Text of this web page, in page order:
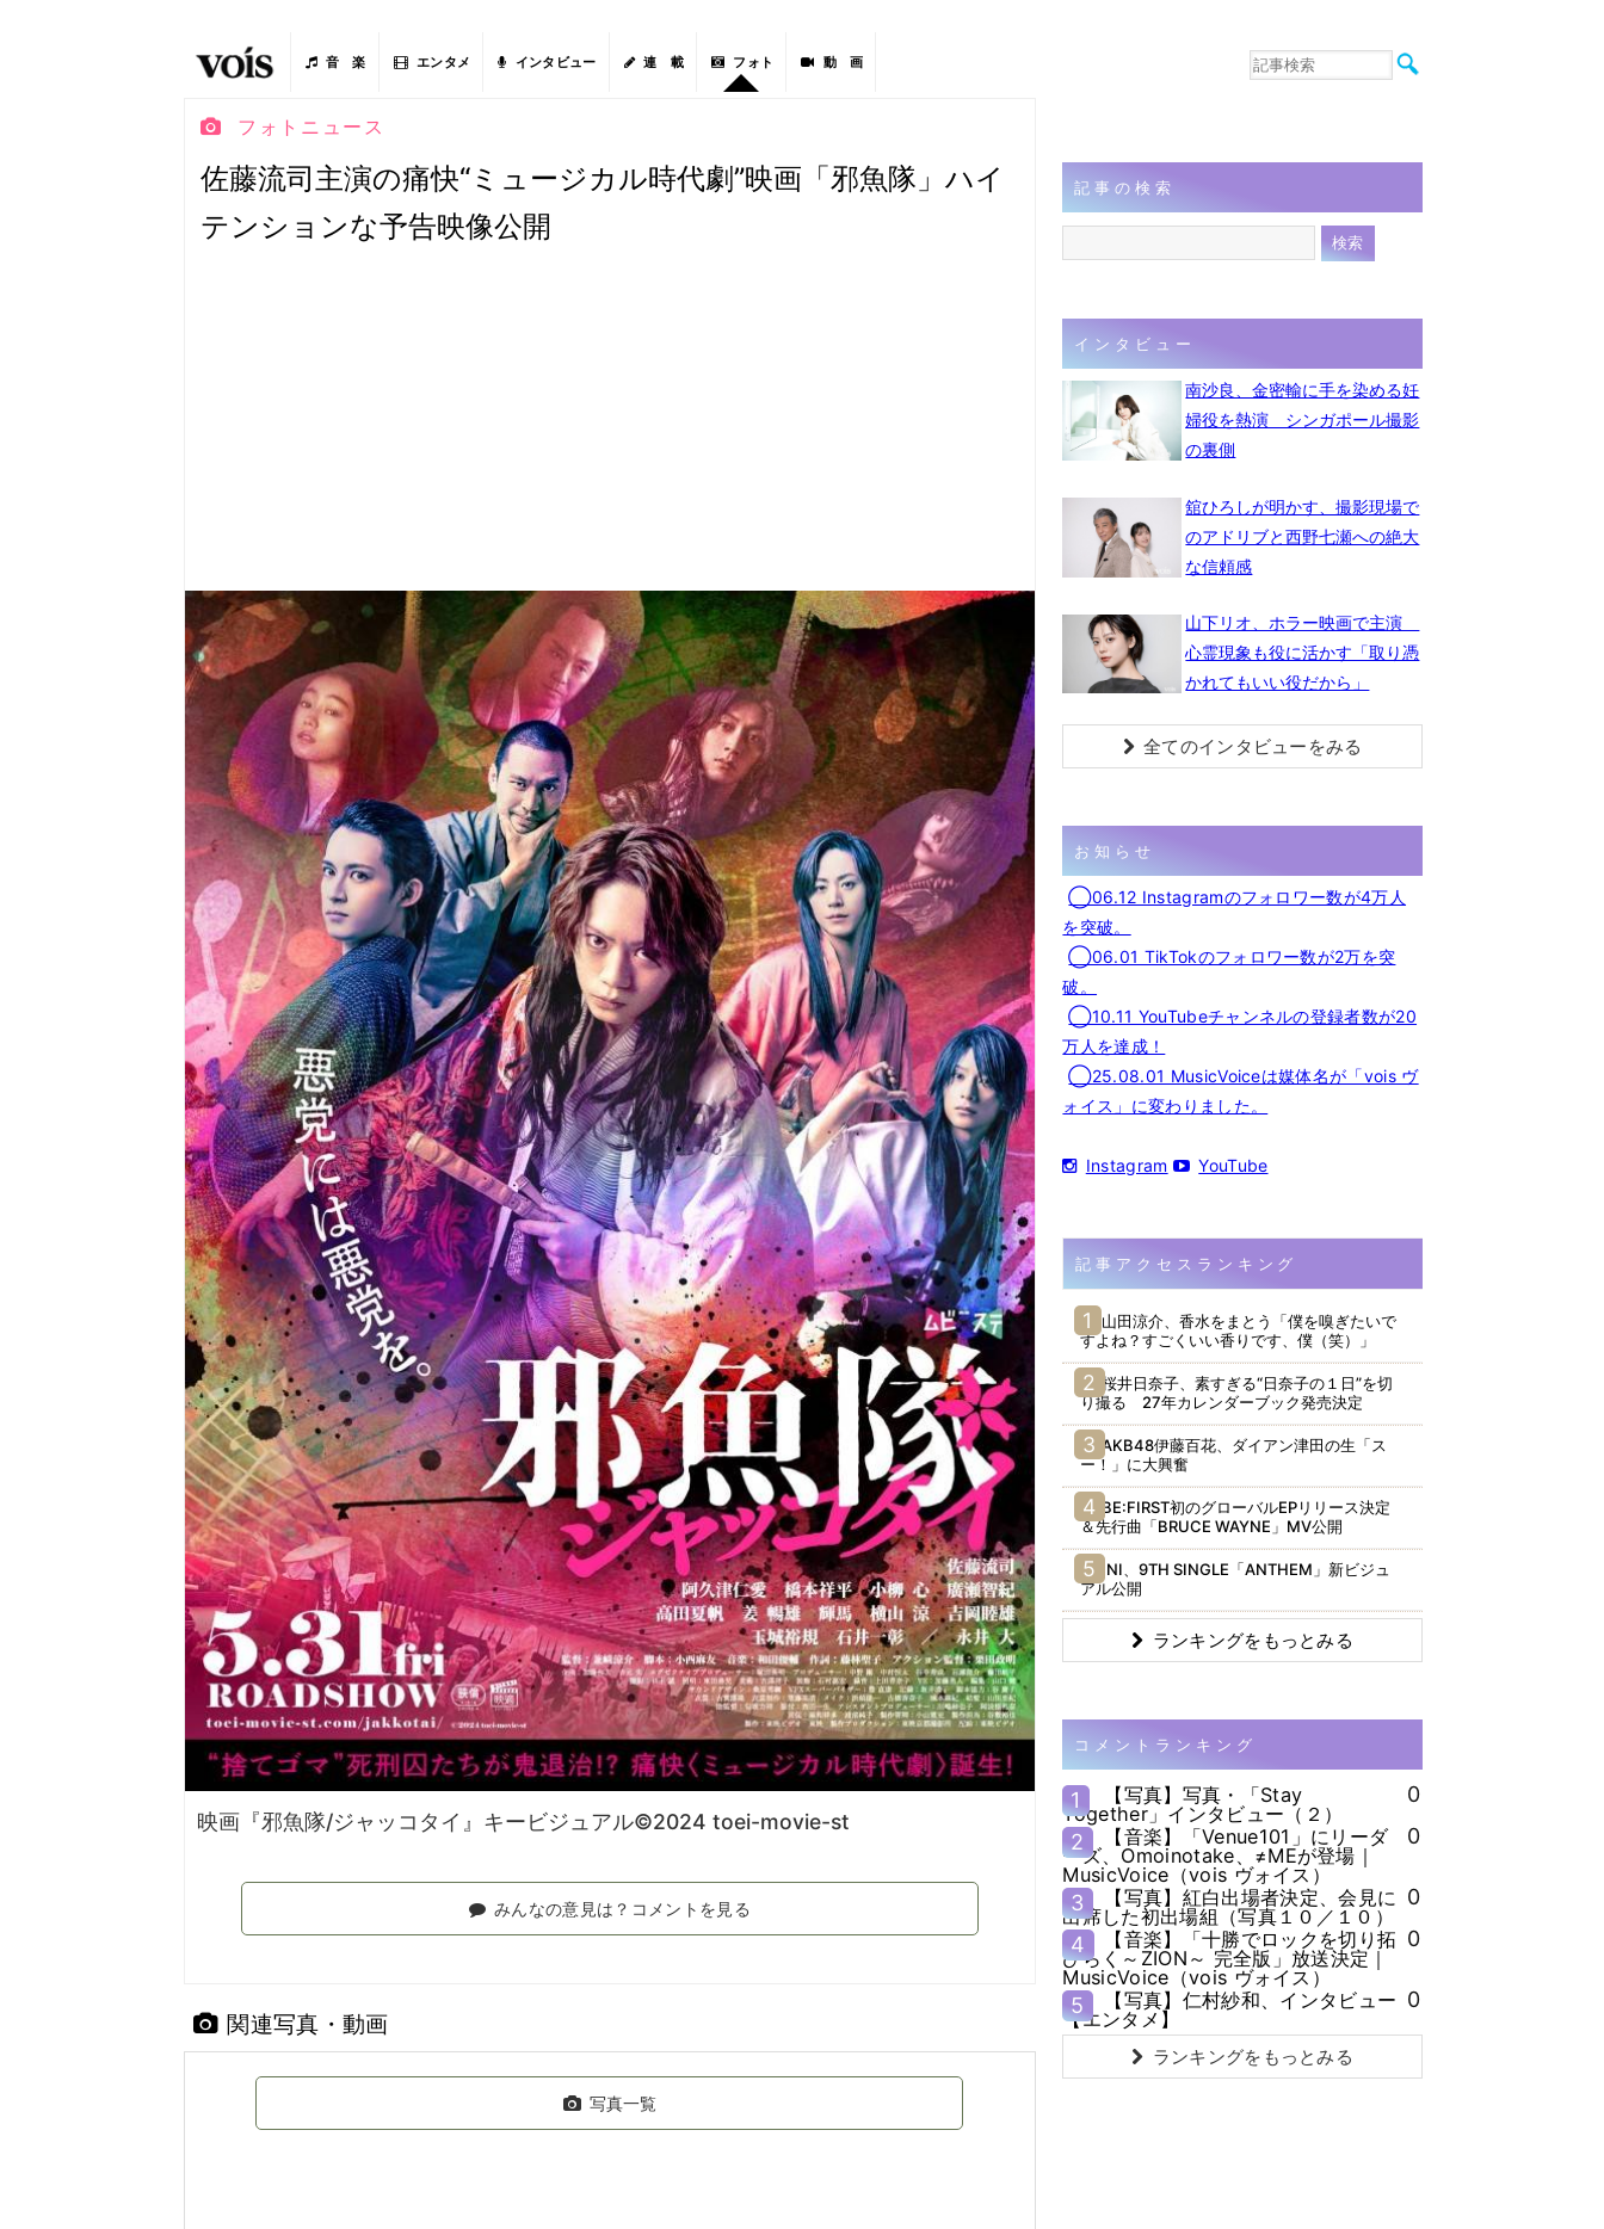
音 楽 エンタメ インタビュー 連 載 フォト 動 画
音楽
連載
フォト
フォトニュース
佐藤流司主演の痛快“ミュージカル時代劇”映画「邪魚隊」ハイ
テンションな予告映像公開
映画『邪魚隊/ジャッコタイ』キービジュアル©2024 toei-movie-st
みんなの意見は？コメントを見る
関連写真・動画
写真一覧
記事の検索
インタビュー
南沙良、金密輸に手を染める妊
婦役を熱演 シンガポール撮影
の裏側
舘ひろしが明かす、撮影現場で
のアドリブと西野七瀬への絶大
な信頼感
山下リオ、ホラー映画で主演
心霊現象も役に活かす「取り憑
かれてもいい役だから」
全てのインタビューをみる
お知らせ
◯06.12 Instagramのフォロワー数が4万人
を突破。
◯06.01 TikTokのフォロワー数が2万を突
破。
◯10.11 YouTubeチャンネルの登録者数が20
万人を達成！
◯25.08.01 MusicVoiceは媒体名が「vois ヴ
ォイス」に変わりました。
Instagram YouTube
記事アクセスランキング
山田涼介、香水をまとう「僕を嗅ぎたいで
すよね？すごくいい香りです、僕（笑）」
桜井日奈子、素すぎる“日奈子の１日”を切
り撮る 27年カレンダーブック発売決定
AKB48伊藤百花、ダイアン津田の生「ス
ー！」に大興奮
BE:FIRST初のグローバルEPリリース決定
＆先行曲「BRUCE WAYNE」MV公開
INI、9TH SINGLE「ANTHEM」新ビジュ
アル公開
ランキングをもっとみる
コメントランキング
1
【写真】写真・「Stay
Together」インタビュー（２）
0
2
【音楽】「Venue101」にリーダ
ーズ、Omoinotake、≠MEが登場｜
MusicVoice（vois ヴォイス）
0
3
【写真】紅白出場者決定、会見に
出席した初出場組（写真１０／１０）
0
4
【音楽】「十勝でロックを切り拓
ひらく～ZION～ 完全版」放送決定｜
MusicVoice（vois ヴォイス）
0
5
【写真】仁村紗和、インタビュー
【エンタメ】
0
ランキングをもっとみる